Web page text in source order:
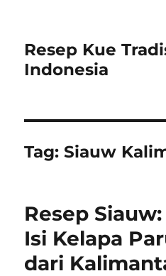
Resep Kue
Indonesia
Tag:Siauw
Resep
Isi Kelapa
dari